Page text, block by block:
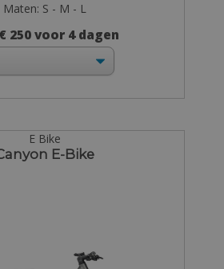
Maten: S - M - L
250 voor 4 dagen
E Bike
E-Bike